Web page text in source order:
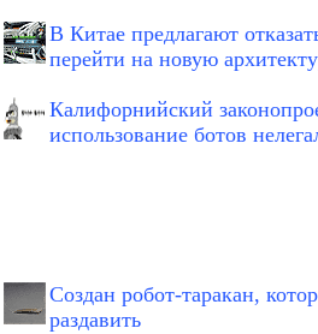
В Китае предлагают
перейти на новую
Калифорнийский
использование ботов
Создан робот-таракан,
раздавить